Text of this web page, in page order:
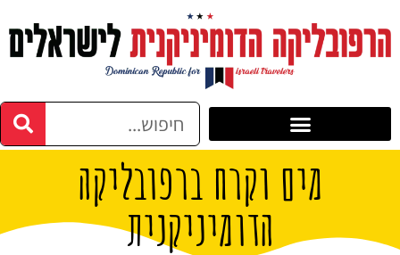
מים וקרח ברפובליקה
הדומיניקנית